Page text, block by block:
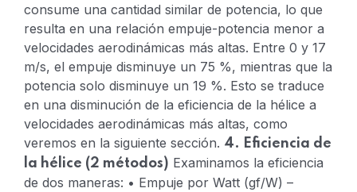
consume una cantidad similar de potencia, lo que
resulta en una relación empuje-potencia menor a
velocidades aerodinámicas más altas. Entre 0 y 17
m/s, el empuje disminuye un 75 %, mientras que la
potencia solo disminuye un 19 %. Esto se traduce
en una disminución de la eficiencia de la hélice a
velocidades aerodinámicas más altas, como
veremos en la siguiente sección. 4. Eficiencia de
la hélice (2 métodos) Examinamos la eficiencia
de dos maneras: • Empuje por Watt (gf/W) –